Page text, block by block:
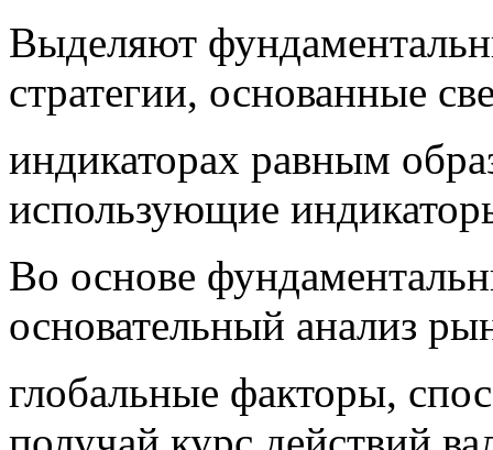
Выделяют
стратегии, основанные
индикаторах равным
использующие
Во основе
основательный анализ
глобальные факторы,